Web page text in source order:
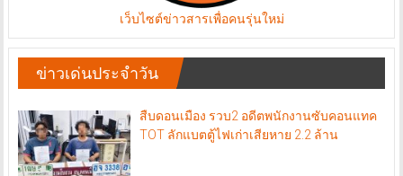
เว็บไซต์ข่าวสารเพื่อคนรุ่นใหม่
ข่าวเด่นประจำวัน
สืบดอนเมือง รวบ2 อดีตพนักงานซับคอนแทค
TOT ลักแบตตู้ไฟเก่าเสียหาย 2.2 ล้าน